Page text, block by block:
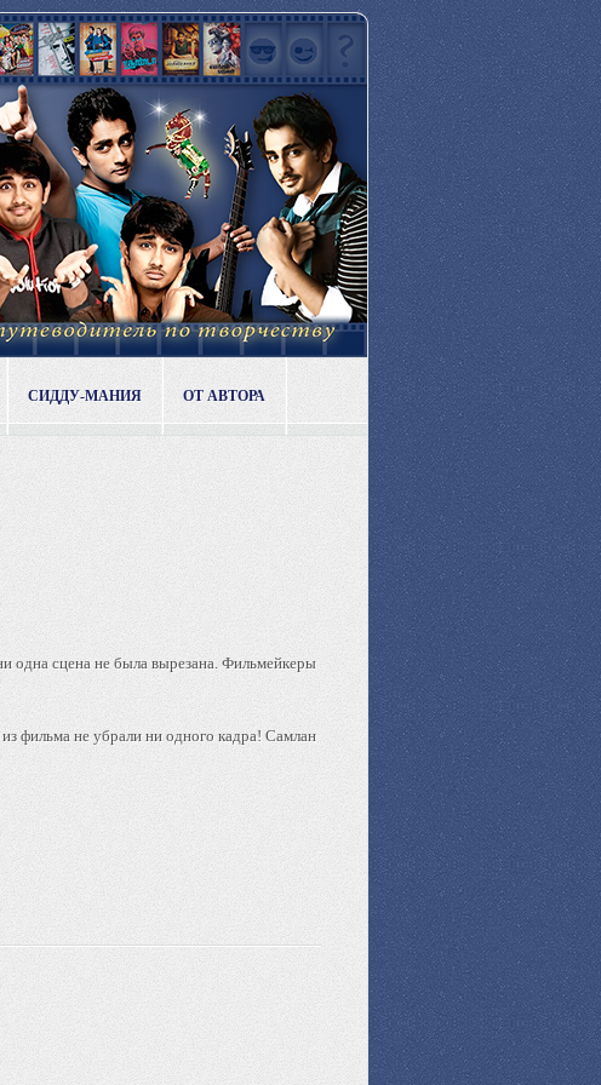
СИДДУ-МАНИЯ ОТ АВТОРА
сцена не была вырезана. Фильмейкеры
фильма не убрали ни одного кадра! Самлан